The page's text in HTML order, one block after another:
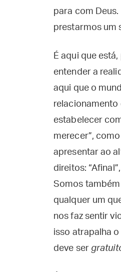
para com
prestarmos um
É aqui que
entender a
aqui que o
relacionamento
estabelecer
merecer”,
apresentar ao
direitos:
Somos
qualquer um
nos faz sentir
isso atrapalha
deve ser